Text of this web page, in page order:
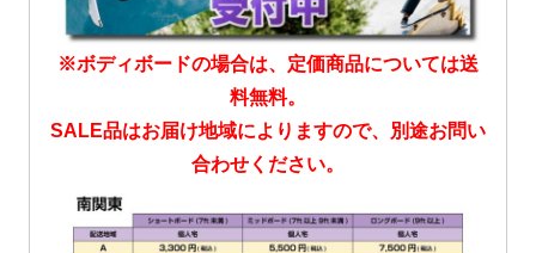
※ボディボードの場合は、定価商品については送
料無料。
SALE品はお届け地域によりますので、別途お問い
合わせください。